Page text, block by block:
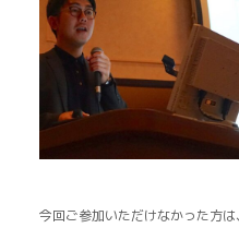
今回ご参加いただけなかった方